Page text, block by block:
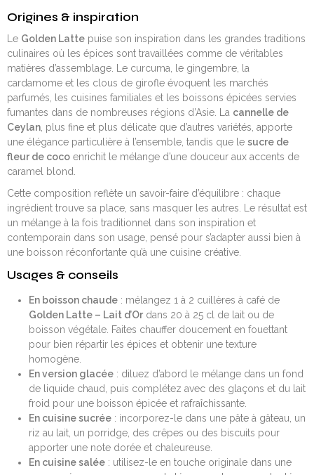
Origines & inspiration
Le Golden Latte puise son inspiration dans les grandes traditions
culinaires où les épices sont travaillées comme de véritables
matières d’assemblage. Le curcuma, le gingembre, la
cardamome et les clous de girofle évoquent les marchés
parfumés, les cuisines familiales et les boissons épicées servies
fumantes dans de nombreuses régions d’Asie. La cannelle de
Ceylan, plus fine et plus délicate que d’autres variétés, apporte
une élégance particulière à l’ensemble, tandis que le sucre de
fleur de coco enrichit le mélange d’une douceur aux accents de
caramel blond.
Cette composition reflète un savoir-faire d’équilibre : chaque
ingrédient trouve sa place, sans masquer les autres. Le résultat est
un mélange à la fois traditionnel dans son inspiration et
contemporain dans son usage, pensé pour s’adapter aussi bien à
une boisson réconfortante qu’à une cuisine créative.
Usages & conseils
En boisson chaude: mélangez 1 à 2 cuillères à café de
Golden Latte – Lait d’Ordans 20 à 25 cl de lait ou de
boisson végétale. Faites chauffer doucement en fouettant
pour bien répartir les épices et obtenir une texture
homogène.
En version glacée: diluez d’abord le mélange dans un fond
de liquide chaud, puis complétez avec des glaçons et du lait
froid pour une boisson épicée et rafraîchissante.
En cuisine sucrée: incorporez-le dans une pâte à gâteau, un
riz au lait, un porridge, des crêpes ou des biscuits pour
apporter une note dorée et chaleureuse.
En cuisine salée: utilisez-le en touche originale dans une